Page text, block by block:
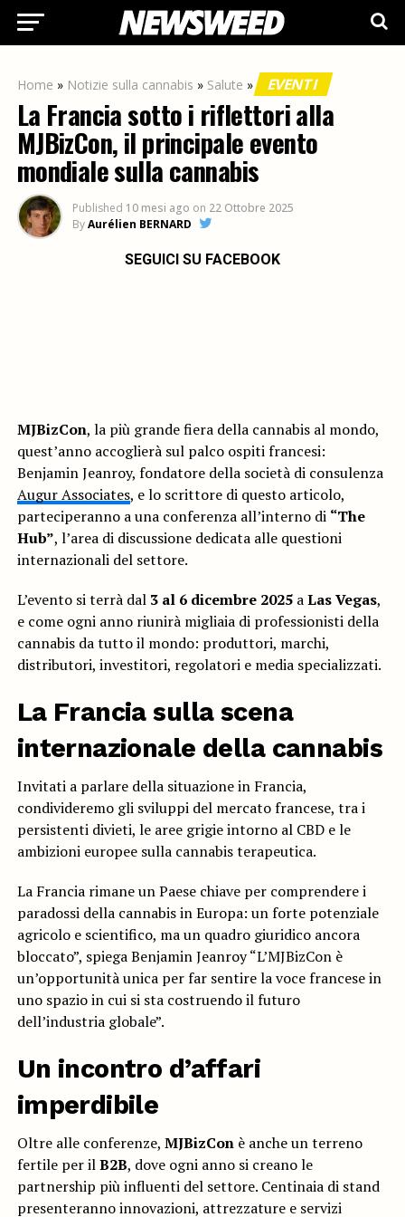
Home » Notizie sulla cannabis » Salute » EVENTI
La Francia sotto i riflettori alla
MJBizCon, il principale evento
mondiale sulla cannabis
Published 10 mesi ago on 22 Ottobre 2025
ByAurélien BERNARD
SEGUICI SU FACEBOOK
MJBizCon, la più grande fiera della cannabis al mondo,
quest’anno accoglierà sul palco ospiti francesi:
Benjamin Jeanroy, fondatore della società di consulenza
Augur Associates, e lo scrittore di questo articolo,
parteciperanno a una conferenza all’interno di “The
Hub”, l’area di discussione dedicata alle questioni
internazionali del settore.
L’evento si terrà dal 3 al 6 dicembre 2025aLas Vegas,
e come ogni anno riunirà migliaia di professionisti della
cannabis da tutto il mondo: produttori, marchi,
distributori, investitori, regolatori e media specializzati.
La Francia sulla scena
internazionale della cannabis
Invitati a parlare della situazione in Francia,
condivideremo gli sviluppi del mercato francese, tra i
persistenti divieti, le aree grigie intorno al CBD e le
ambizioni europee sulla cannabis terapeutica.
La Francia rimane un Paese chiave per comprendere i
paradossi della cannabis in Europa: un forte potenziale
agricolo e scientifico, ma un quadro giuridico ancora
bloccato”, spiega Benjamin Jeanroy “L’MJBizCon è
un’opportunità unica per far sentire la voce francese in
uno spazio in cui si sta costruendo il futuro
dell’industria globale”.
Un incontro d’affari
imperdibile
Oltre alle conferenze, MJBizConè anche un terreno
fertile per ilB2B, dove ogni anno si creano le
partnership più influenti del settore. Centinaia di stand
presenteranno innovazioni, attrezzature e servizi